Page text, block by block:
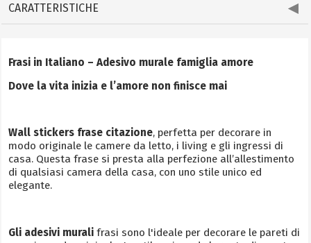
CARATTERISTICHE
Frasi in Italiano – Adesivo murale famiglia amore
Dove la vita inizia e l’amore non finisce mai
Wall stickers frase citazione, perfetta per decorare in
modo originale le camere da letto, i living e gli ingressi di
casa. Questa frase si presta alla perfezione all’allestimento
di qualsiasi camera della casa, con uno stile unico ed
elegante.
Gli adesivi murali frasi sono l'ideale per decorare le pareti di